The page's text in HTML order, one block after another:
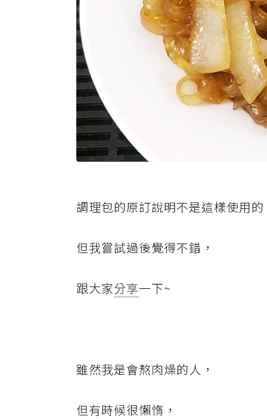
調理包的原訂說明不是這樣使用
但我嘗試過後覺得不錯，
跟大家分享一下~
雖然我是會熬肉燥的人，
但有時候很懶惰，